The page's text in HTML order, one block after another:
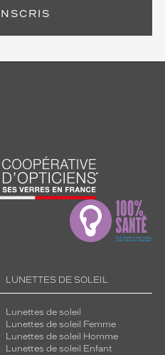
LUNETTES DE SOLEIL
Lunettes de soleil
Lunettes de soleil Femme
Lunettes de soleil Homme
Lunettes de soleil Enfant